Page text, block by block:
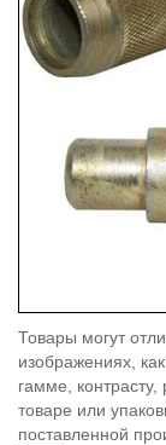
Товары могут
изображениях,
гамме,
товаре или
поставленной